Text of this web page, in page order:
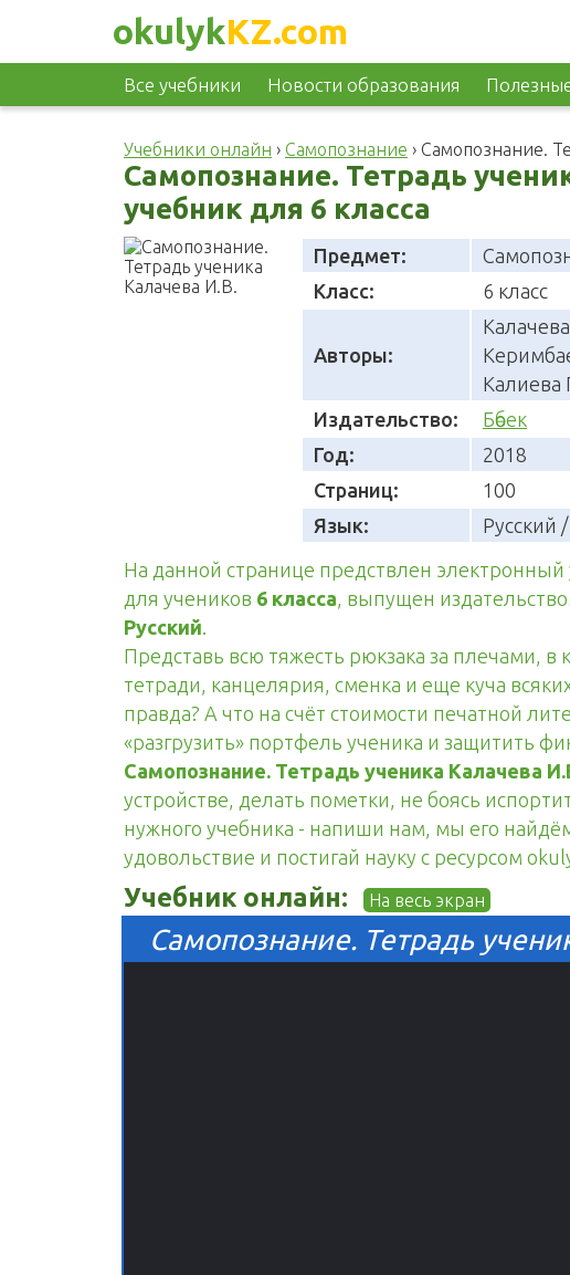
okulykKZ.com
Все учебники Новости образования
Учебники онлайн › Самопознание › Самопознание.
Самопознание. Тетрадь
учебник для 6 класса
Предмет:
Класс:
6 класс
Авторы:
Калиева
Издательство:
Бөбек
Год:
2018
Страниц:
100
Язык:
Русский /
На данной странице предствлен
для учеников 6 класса, выпущен
Русский.
Представь всю тяжесть рюкзака за плечами, в
тетради, канцелярия, сменка и еще куча
правда? А что на счёт стоимости печатной
«разгрузить» портфель ученика и защитить
Самопознание. Тетрадь ученика Калачева
устройстве, делать пометки, не боясь
нужного учебника - напиши нам, мы его
удовольствие и постигай науку с ресурсом
Учебник онлайн: На весь экран
Самопознание. Тетрадь